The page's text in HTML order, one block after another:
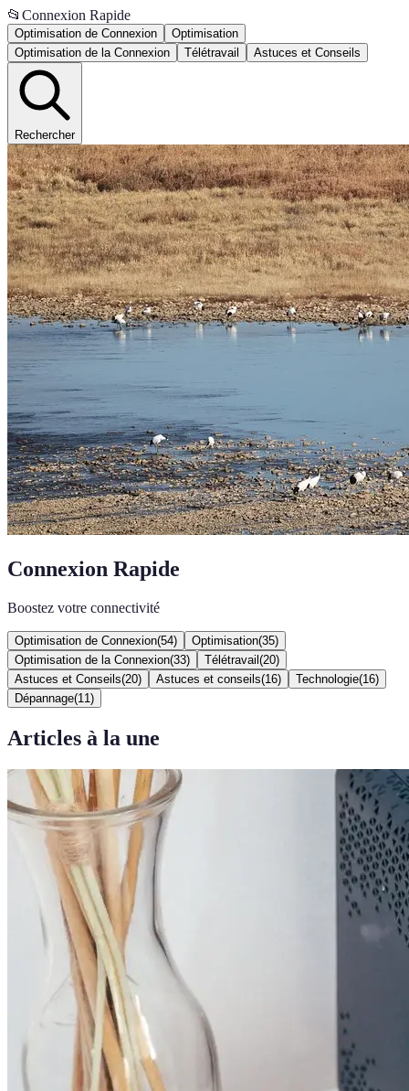
📂 Connexion Rapide
Optimisation de Connexion
Optimisation
Optimisation de la Connexion
Télétravail Astuces et Conseils
Rechercher
Connexion Rapide
Boostez votre connectivité
Optimisation de Connexion(54) Optimisation(35)
Optimisation de la Connexion(33) Télétravail (20)
Astuces et Conseils(20) Astuces et conseils(16) Technologie(16)
Dépannage(11 )
Articles à la une